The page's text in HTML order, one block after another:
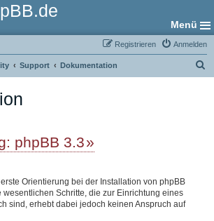
Menü
Anmelden
Registrieren
Support Dokumentation
phpBB 3.3
Orientierung bei der Installation von phpBB
Schritte, die zur Einrichtung eines
sind, erhebt dabei jedoch keinen Anspruch auf